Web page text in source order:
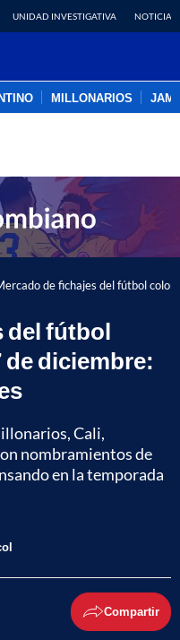
UNIDAD INVESTIGATIVA NOTICIAS
MILLONARIOS
de fichajes del fútbol
del fútbol
de diciembre:
Cali,
nombramientos de
en la temporada
Compartir